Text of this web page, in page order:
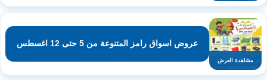
مشاهدة العرض
عروض اسواق رامز المتنوعة من 5 حتى 12 اغسطس